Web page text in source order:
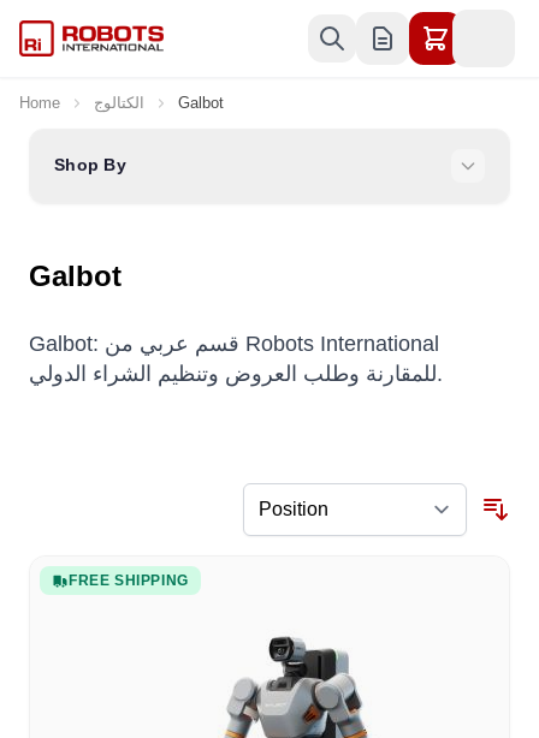
Home الكتالوج Galbot
Shop By
Galbot
Galbot: قسم عربي من Robots International
للمقارنة وطلب العروض وتنظيم الشراء الدولي.
FREE SHIPPING